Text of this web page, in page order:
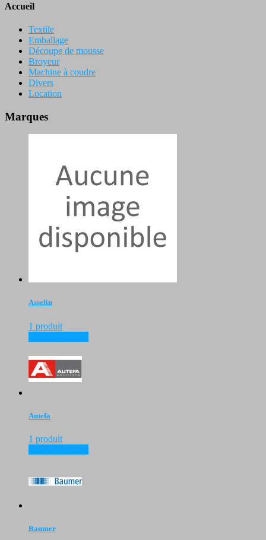
Accueil
Textile
Emballage
Découpe de mousse
Broyeur
Machine à coudre
Divers
Location
Marques
Asselin
1 produit
Autefa
1 produit
Baumer